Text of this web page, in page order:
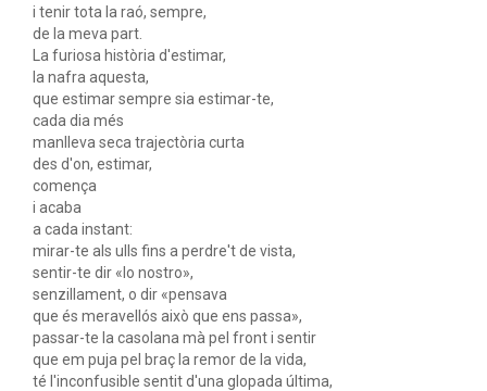
i tenir tota la raó, sempre,
de la meva part.
La furiosa història d'estimar,
la nafra aquesta,
que estimar sempre sia estimar-te,
cada dia més
manlleva seca trajectòria curta
des d'on, estimar,
comença
i acaba
a cada instant:
mirar-te als ulls fins a perdre't de vista,
sentir-te dir «lo nostro»,
senzillament, o dir «pensava
que és meravellós això que ens passa»,
passar-te la casolana mà pel front i sentir
que em puja pel braç la remor de la vida,
té l'inconfusible sentit d'una glopada última,